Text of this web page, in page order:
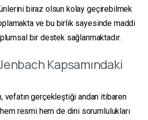
biraz olsun kolay geçirebilmek
ve bu birlik sayesinde maddi
bir destek sağlanmaktadır.
Kapsamındaki
vefatın gerçekleştiği andan itibaren
resmi hem de dini sorumlulukları